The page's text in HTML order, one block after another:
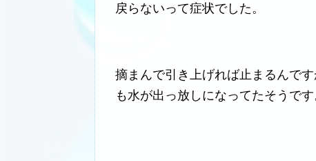
戻らないって症状でした。
摘まんで引き上げれば止まるんで
も水が出っ放しになってたそうです